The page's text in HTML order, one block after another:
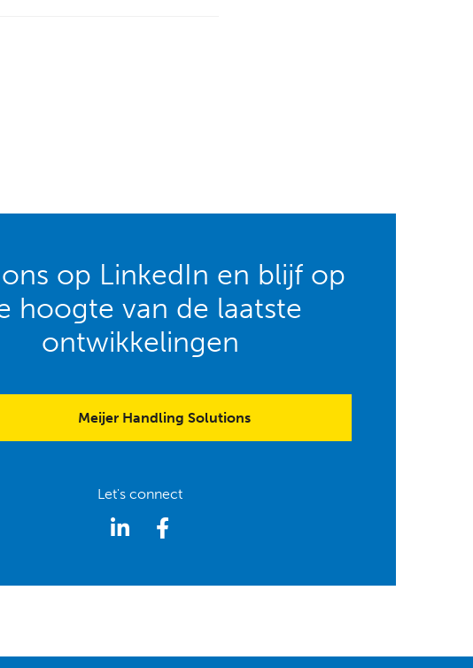
op LinkedIn en blijf op
hoogte van de laatste
ontwikkelingen
Meijer Handling Solutions
Let's connect